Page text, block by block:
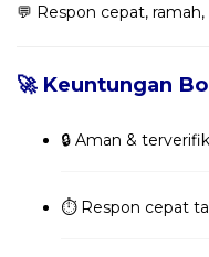
💬 Respon cepat,
🚀 Keuntungan
🔒 Aman &
⏱️ Respon cepat